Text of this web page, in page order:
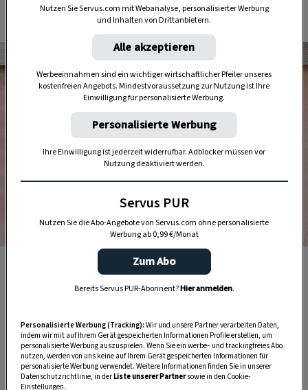
und fruchtigen Orangen. Ein wahrer Genuss!
Foto: Ingo Eisenhut
In der Fülle stecken gedörrte Marillen und feiner
Räucherspeck.
3. Liachtbratl
DasLiachtbratlwird im Salzkammergut
traditionell am ersten Montag nach Michael (29.
Nutzen Sie Servus.com mit Webanalyse, personalisierter Werbung
und Inhalten von Drittanbietern.
Alle akzeptieren
Werbeeinnahmen sind ein wichtiger wirtschaftlicher Pfeiler unseres
kostenfreien Angebots. Mindestvoraussetzung zur Nutzung ist Ihre
Einwilligung für personalisierte Werbung.
Personalisierte Werbung
Ihre Einwilligung ist jederzeit widerrufbar. Adblocker müssen vor
Nutzung deaktiviert werden.
Servus PUR
Nutzen Sie die Abo-Angebote von Servus.com ohne personalisierte
Werbung ab 0,99 €/Monat
Zum Abo
Bereits Servus PUR-Abonnent?Hier anmelden.
Personalisierte Werbung (Tracking): Wir und unsere Partner verarbeiten Daten,
indem wir mit auf Ihrem Gerät gespeicherten Informationen Profile erstellen, um
personalisierte Werbung auszuspielen. Wenn Sie ein werbe– und trackingfreies Abo
nutzen, werden von uns keine auf Ihrem Gerät gespeicherten Informationen für
personalisierte Werbung verwendet. Weitere Informationen finden Sie in unserer
Datenschutzrichtlinie, in derListe unserer Partnersowie in den Cookie-
Einstellungen.